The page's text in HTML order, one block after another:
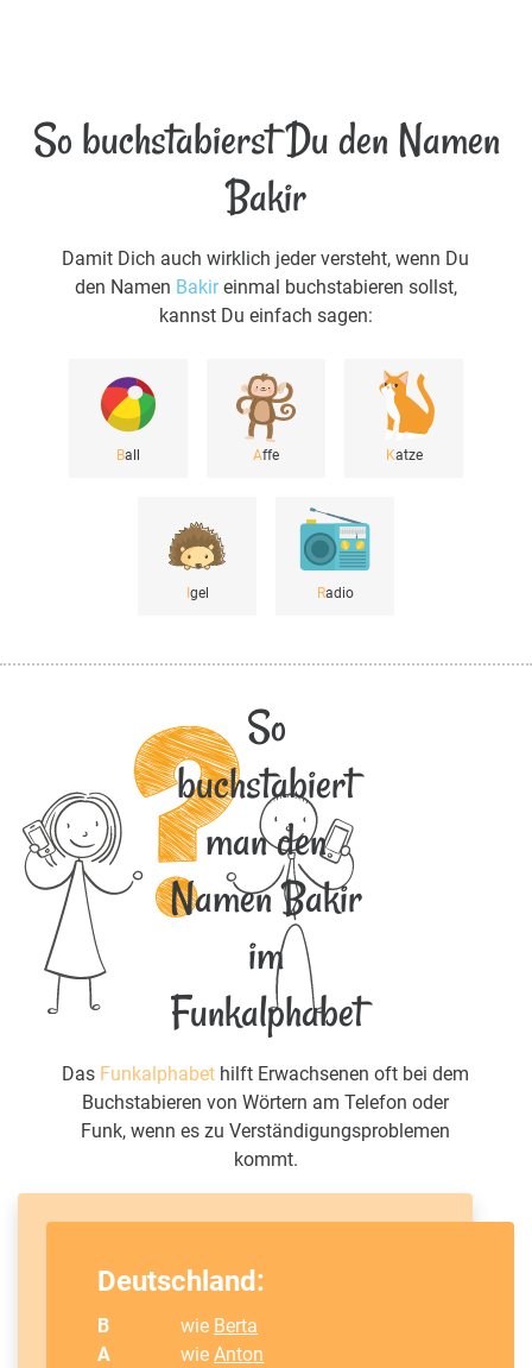
So buchstabierst Du den Namen
Bakir
Damit Dich auch wirklich jeder versteht, wenn Du
den Namen Bakireinmal buchstabieren sollst,
kannst Du einfach sagen:
Ball Affe Katze
Igel Radio
So
buchstabiert
man den
Namen Bakir
im
Funkalphabet
Das Funkalphabet hilft Erwachsenen oft bei dem
Buchstabieren von Wörtern am Telefon oder
Funk, wenn es zu Verständigungsproblemen
kommt.
Deutschland:
B wie Berta
A
wieAnton